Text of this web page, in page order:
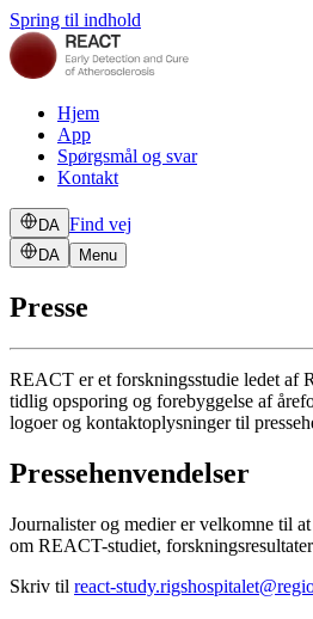
Spring til indhold
Hjem
App
Spørgsmål og svar
Kontakt
DA Find vej
DA Menu
Presse
REACT er et forskningsstudie ledet af
tidlig opsporing og forebyggelse af
logoer og kontaktoplysninger til
Pressehenvendelser
Journalister og medier er velkomne til
om REACT-studiet,
Skriv til react-